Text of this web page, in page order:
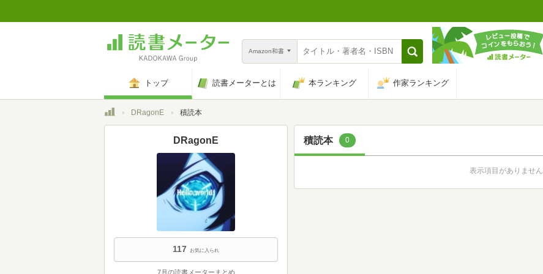
Amazon和書
トップ 読書メーターとは 本ランキング 作家ランキング
トップDRagonE 積読本
積読本 0
表示項目がありません
DRagonE
117 お気に入られ
7月の読書メーターまとめ